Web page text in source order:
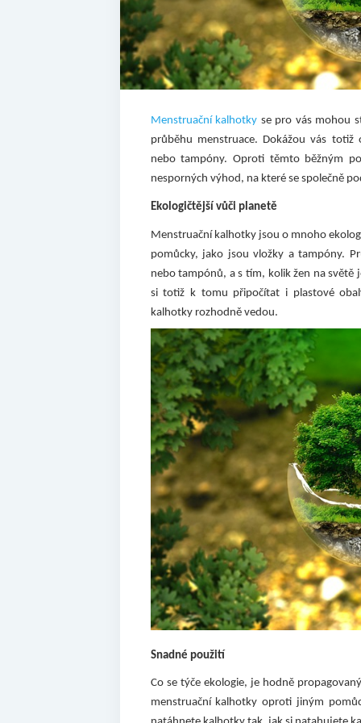
Menstruační kalhotky se pro vás mohou
průběhu menstruace. Dokážou vás
nebo tampóny. Oproti těmto běžným
nesporných výhod, na které se společně
Ekologičtější vůči planetě
Menstruační kalhotky jsou o mnoho
pomůcky, jako jsou vložky a tampóny.
nebo tampónů, a s tím, kolik žen na
si totiž k tomu připočítat i plastové
kalhotky rozhodně vedou.
Snadné použití
Co se týče ekologie, je hodně
menstruační kalhotky oproti jiným